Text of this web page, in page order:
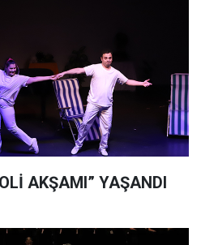
AKŞAMI” YAŞANDI